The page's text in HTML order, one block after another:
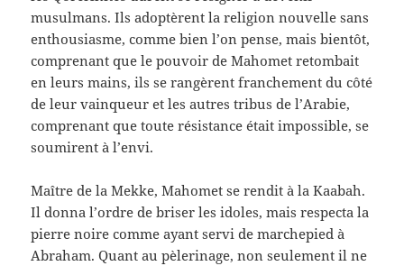
musulmans. Ils adoptèrent la religion nouvelle sans
enthousiasme, comme bien l’on pense, mais bientôt,
comprenant que le pouvoir de Mahomet retombait
en leurs mains, ils se rangèrent franchement du côté
de leur vainqueur et les autres tribus de l’Arabie,
comprenant que toute résistance était impossible, se
soumirent à l’envi.
Maître de la Mekke, Mahomet se rendit à la Kaabah.
Il donna l’ordre de briser les idoles, mais respecta la
pierre noire comme ayant servi de marchepied à
Abraham. Quant au pèlerinage, non seulement il ne